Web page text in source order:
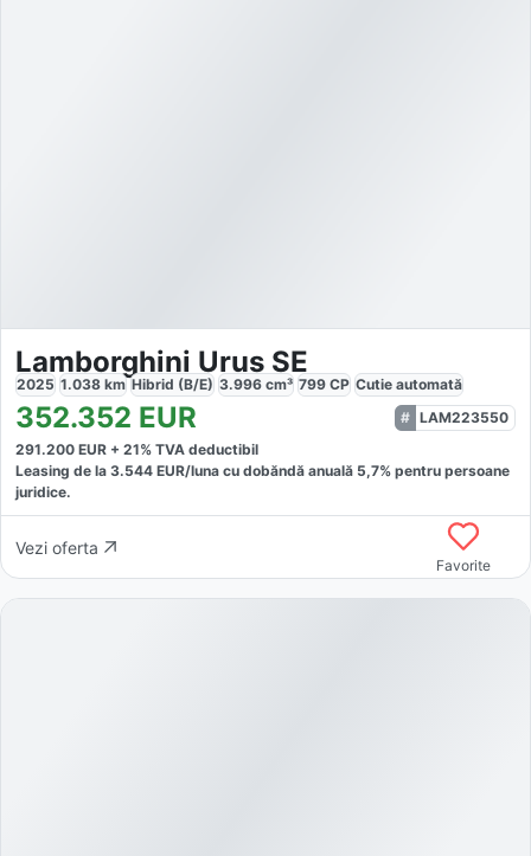
Lamborghini Urus SE
2025 1.038 km Hibrid (B/E) 3.996 cm³ 799 CP Cutie automată
352.352 EUR
LAM223550
291.200 EUR + 21% TVA deductibil
Leasing de la 3.544 EUR/luna cu dobăndă anuală 5,7% pentru persoane
juridice.
Vezi oferta
Favorite